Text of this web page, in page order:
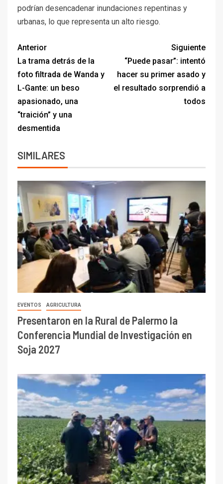
podrían desencadenar inundaciones repentinas y
urbanas, lo que representa un alto riesgo.
Anterior
La trama detrás de la
foto filtrada de Wanda y
L-Gante: un beso
apasionado, una
“traición” y una
desmentida
Siguiente
“Puede pasar”: intentó
hacer su primer asado y
el resultado sorprendió a
todos
SIMILARES
EVENTOS AGRICULTURA
Presentaron en la Rural de Palermo la
Conferencia Mundial de Investigación en
Soja 2027